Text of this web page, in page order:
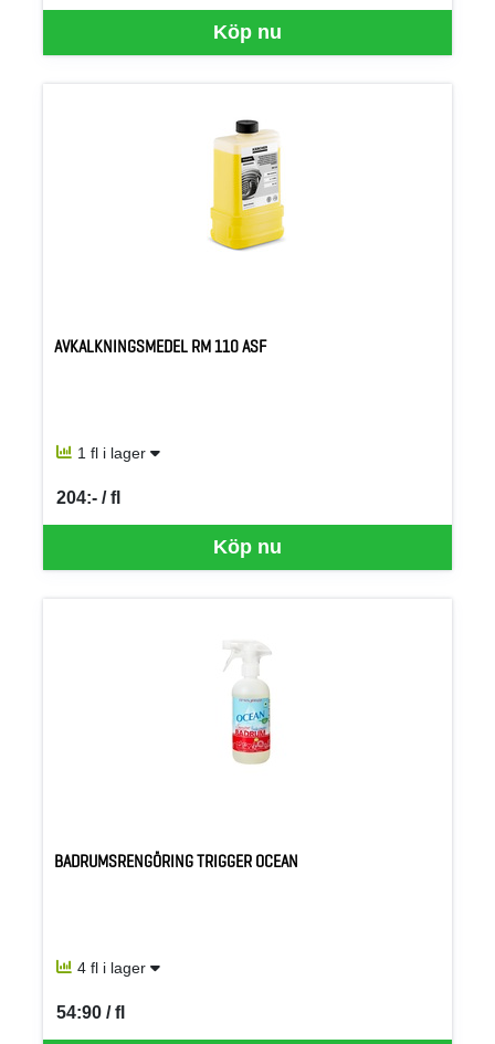
Köp nu
AVKALKNINGSMEDEL RM 110 ASF
1 fl i lager
Köp nu
204:- / fl
SEK per FL
BADRUMSRENGÖRING TRIGGER OCEAN
4 fl i lager
54:90 / fl
SEK per FL